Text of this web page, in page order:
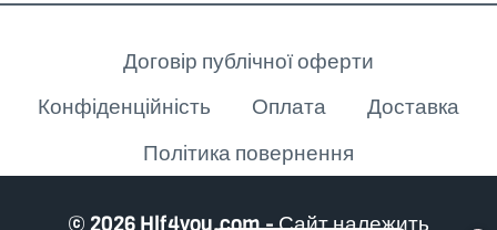
Договір публічної оферти
Конфіденційність
Оплата
Доставка
Політика повернення
© 2026 Hlf4you.com - Сайт належить